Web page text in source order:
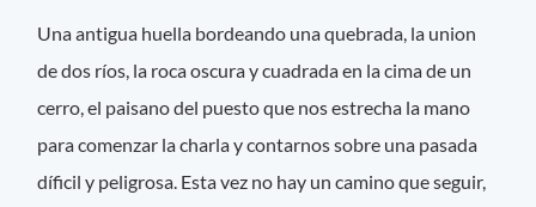
Una antigua huella bordeando una quebrada, la union
de dos ríos, la roca oscura y cuadrada en la cima de un
cerro, el paisano del puesto que nos estrecha la mano
para comenzar la charla y contarnos sobre una pasada
díficil y peligrosa. Esta vez no hay un camino que seguir,